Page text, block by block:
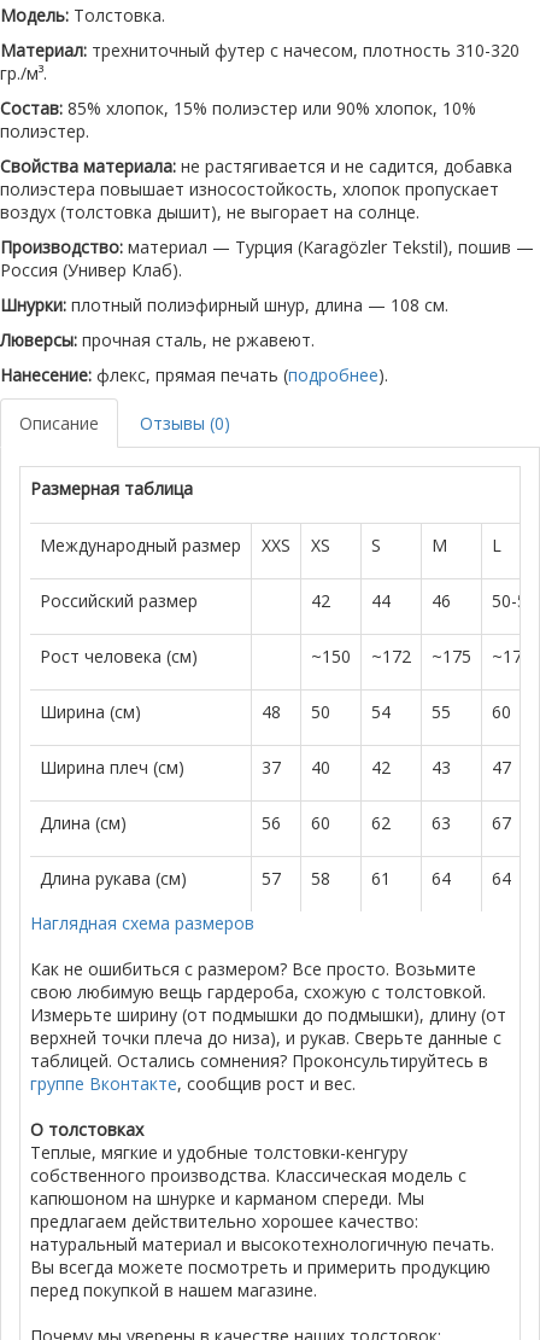
Модель: Толстовка.
Материал: трехниточный футер с начесом, плотность 310-320
гр./м³.
Состав: 85% хлопок, 15% полиэстер или 90% хлопок, 10%
полиэстер.
Свойства материала: не растягивается и не садится, добавка
полиэстера повышает износостойкость, хлопок пропускает
воздух (толстовка дышит), не выгорает на солнце.
Производство: материал — Турция (Karagözler Tekstil), пошив —
Россия (Универ Клаб).
Шнурки: плотный полиэфирный шнур, длина — 108 см.
Люверсы: прочная сталь, не ржавеют.
Нанесение: флекс, прямая печать (подробнее).
Описание Отзывы (0)
Размерная таблица
Международный размер XXS XS S M L
Российский размер 42 44 46 50-52
Рост человека (см) ~150 ~172 ~175 ~179
Ширина (см) 48 50 54 55 60
Ширина плеч (см) 37 40 42 43 47
Длина (см) 56 60 62 63 67
Длина рукава (см) 57 58 61 64
64
Наглядная схема размеров
Как не ошибиться с размером? Все просто. Возьмите
свою любимую вещь гардероба, схожую с толстовкой.
Измерьте ширину (от подмышки до подмышки), длину (от
верхней точки плеча до низа), и рукав. Сверьте данные с
таблицей. Остались сомнения? Проконсультируйтесь в
группе Вконтакте, сообщив рост и вес.
О толстовках
Теплые, мягкие и удобные толстовки-кенгуру
собственного производства. Классическая модель с
капюшоном на шнурке и карманом спереди. Мы
предлагаем действительно хорошее качество:
натуральный материал и высокотехнологичную печать.
Вы всегда можете посмотреть и примерить продукцию
перед покупкой в нашем магазине.